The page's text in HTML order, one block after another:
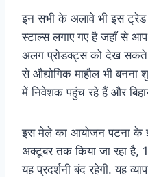
इन सभी के अलावे भी इस
स्टाल्स लगाए गए है जहाँ से
अलग प्रोडक्ट्स को देख
से औद्योगिक माहौल भी
में निवेशक पहुंच रहे हैं और
इस मेले का आयोजन पटना के
अक्टूबर तक किया जा रहा है,
यह प्रदर्शनी बंद रहेगी. यह